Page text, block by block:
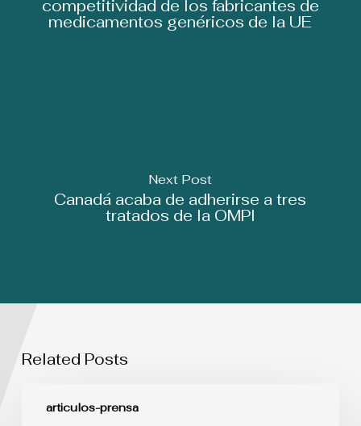
competitividad de los fabricantes de
medicamentos genéricos de la UE
Next Post
Canadá acaba de adherirse a tres
tratados de la OMPI
Related Posts
articulos-prensa